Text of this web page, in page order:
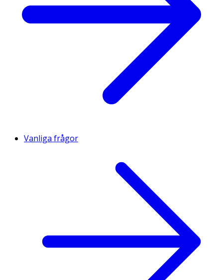
Vanliga frågor